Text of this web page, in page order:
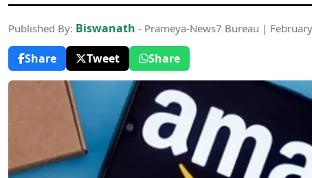
Published By: Biswanath - Prameya-News7 Bureau |
Share
Tweet Share